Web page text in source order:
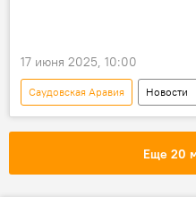
17 июня 2025, 10:00
Саудовская Аравия Новости
Нефть
Цены
вооруженный конфликт
СПГ
Торговля
Еще 20